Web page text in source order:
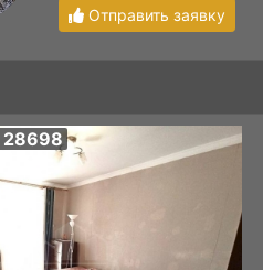
Отправить заявку